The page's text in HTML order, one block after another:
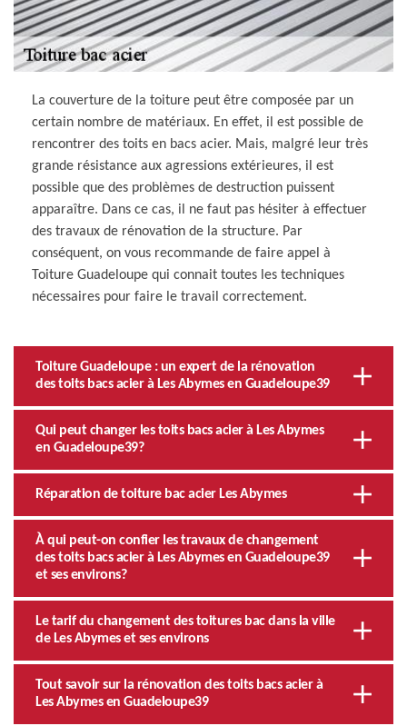
La couverture de la toiture peut être composée par un
certain nombre de matériaux. En effet, il est possible de
rencontrer des toits en bacs acier. Mais, malgré leur très
grande résistance aux agressions extérieures, il est
possible que des problèmes de destruction puissent
apparaître. Dans ce cas, il ne faut pas hésiter à effectuer
des travaux de rénovation de la structure. Par
conséquent, on vous recommande de faire appel à
Toiture Guadeloupe qui connait toutes les techniques
nécessaires pour faire le travail correctement.
Toiture Guadeloupe : un expert de la rénovation
des toits bacs acier à Les Abymes en Guadeloupe39
Qui peut changer les toits bacs acier à Les Abymes
en Guadeloupe39?
Réparation de toiture bac acier Les Abymes
À qui peut-on confier les travaux de changement
des toits bacs acier à Les Abymes en Guadeloupe39
et ses environs?
Le tarif du changement des toitures bac dans la ville
de Les Abymes et ses environs
Tout savoir sur la rénovation des toits bacs acier à
Les Abymes en Guadeloupe39